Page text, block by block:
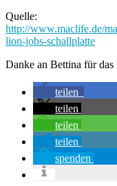
Quelle:
http://www.maclife.de/
lion-jobs-schallplatte
Danke an Bettina für
teilen
teilen
teilen
teilen
spenden